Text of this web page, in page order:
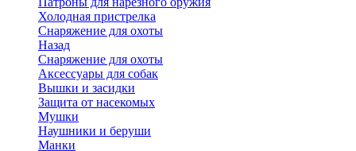
Холодная пристрелка
Снаряжение для охоты
Назад
Снаряжение для охоты
Аксессуары для собак
Вышки и засидки
Защита от насекомых
Мушки
Наушники и беруши
Манки